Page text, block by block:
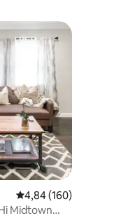
Средна оценка: 4,84
4,84 (160)
Midtown